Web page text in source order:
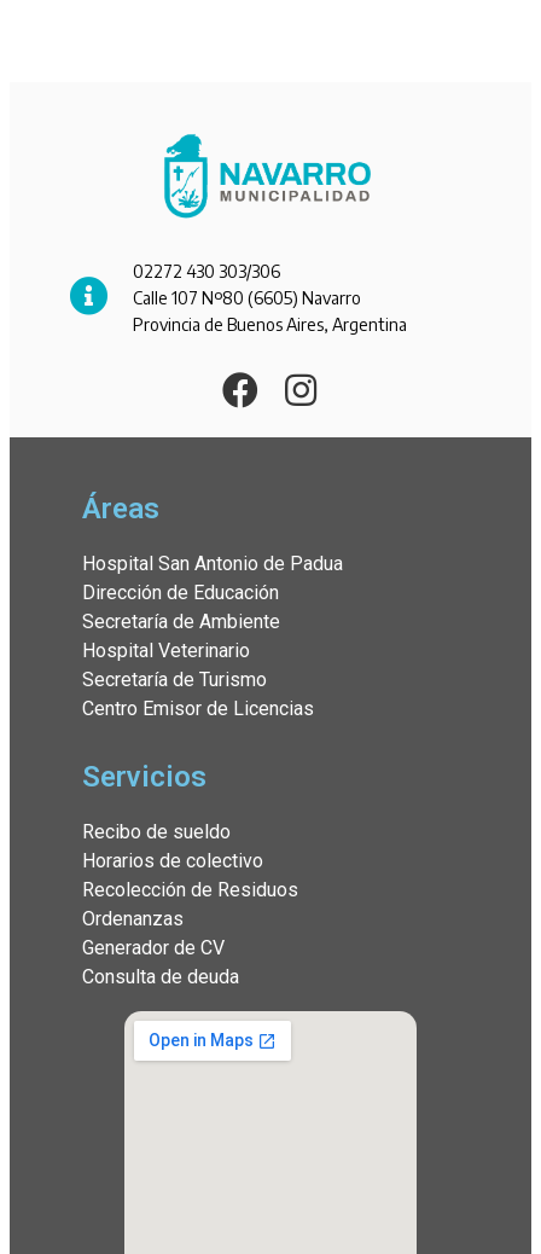
02272 430 303/306
Calle 107 Nº80 (6605) Navarro
Provincia de Buenos Aires, Argentina
Áreas
Hospital San Antonio de Padua
Dirección de Educación
Secretaría de Ambiente
Hospital Veterinario
Secretaría de Turismo
Centro Emisor de Licencias
Servicios
Recibo de sueldo
Horarios de colectivo
Recolección de Residuos
Ordenanzas
Generador de CV
Consulta de deuda